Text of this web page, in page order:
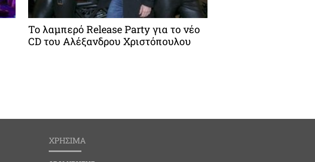
Το λαμπερό Release Party για το νέο
CD του Αλέξανδρου Χριστόπουλου
ΧΡΗΣΙΜΑ